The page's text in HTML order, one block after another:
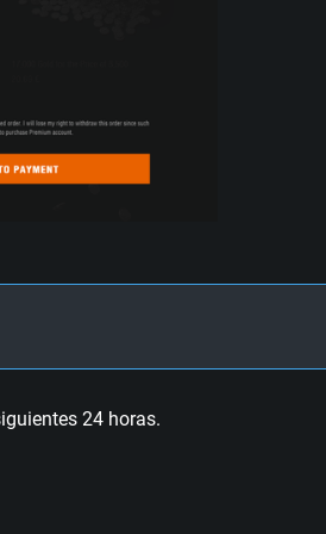
24 horas.